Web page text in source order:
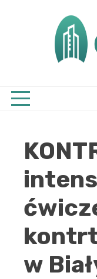
w